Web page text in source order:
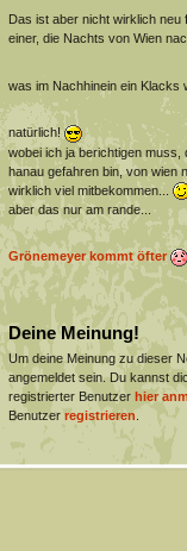
Das ist aber nicht wirklich
einer, die Nachts von Wien
was im Nachhinein ein Klacks
natürlich!
wobei ich ja berichtigen
hanau gefahren bin, von wien
wirklich viel mitbekommen...
aber das nur am rande...
Grönemeyer kommt öfter
Deine Meinung!
Um deine Meinung zu dieser
angemeldet sein. Du kannst
registrierter Benutzer hier
Benutzerregistrieren